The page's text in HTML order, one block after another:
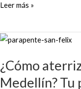
Leer más »
¿Cómo
Medellín? Tu
¿Cómo
en
San